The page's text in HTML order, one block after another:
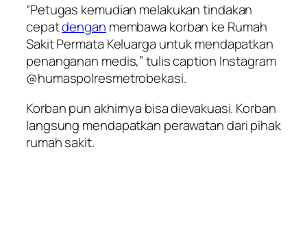
“Petugas kemudian melakukan tindakan
cepatdengan membawa korban ke Rumah
Sakit Permata Keluarga untuk mendapatkan
penanganan medis,” tulis caption Instagram
@humaspolresmetrobekasi.
Korban pun akhirnya bisa dievakuasi. Korban
langsung mendapatkan perawatan dari pihak
rumah sakit.